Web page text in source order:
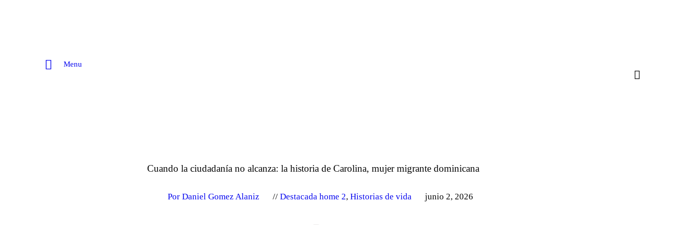
Menu
Cuando la ciudadanía no alcanza: la historia de Carolina, mujer migrante dominicana
Por Daniel Gomez Alaniz Destacada home 2,Historias de vida junio 2, 2026